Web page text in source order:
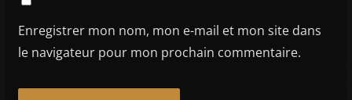
Enregistrer mon nom, mon e-mail et mon site dans
le navigateur pour mon prochain commentaire.